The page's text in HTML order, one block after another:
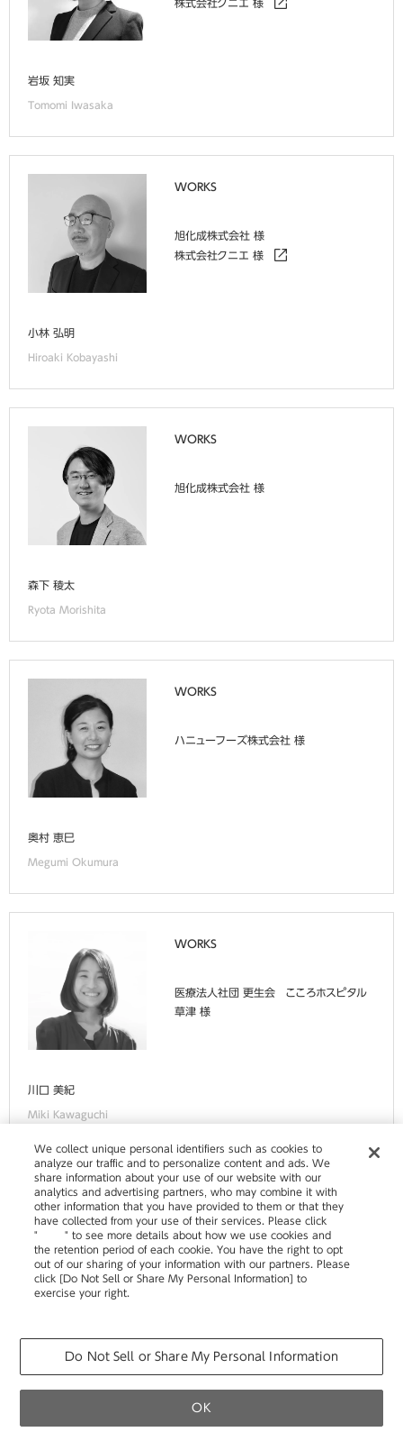
カタログ 移転・改装など空間づくりのご相談 製品の使い方・その他お問い合わせ
岩坂 知実
Tomomi Iwasaka
株式会社クニエ 様
小林 弘明
Hiroaki Kobayashi
WORKS
旭化成株式会社 様
株式会社クニエ 様
森下 稜太
Ryota Morishita
WORKS
旭化成株式会社 様
奥村 恵巳
Megumi Okumura
WORKS
ハニューフーズ株式会社 様
川口 美紀
Miki Kawaguchi
WORKS
医療法人社団 更生会 こころホスピタル
草津 様
浅倉 睦美
WORKS
株式会社NTTドコモ 様
株式会社サザビーリーグ 様
We collect unique personal identifiers such as cookies to
analyze our traffic and to personalize content and ads. We
share information about your use of our website with our
analytics and advertising partners, who may combine it with
other information that you have provided to them or that they
have collected from your use of their services. Please click
"
here" to see more details about how we use cookies and
the retention period of each cookie. You have the right to opt
out of our sharing of your information with our partners. Please
click [Do Not Sell or Share My Personal Information] to
exercise your right.
Do Not Sell or Share My Personal Information
OK